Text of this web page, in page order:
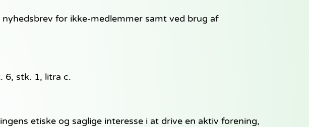
for ikke-medlemmer samt ved brug af
6, stk. 1, litra c.
etiske og saglige interesse i at drive en aktiv forening,